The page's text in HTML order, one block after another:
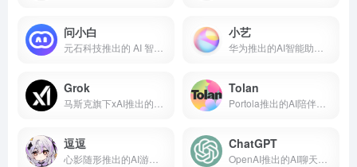
问小白
元石科技推出的 AI 智能助手
小艺
华为推出的AI智能助手网页端
Grok
马斯克旗下xAI推出的智能助手
Tolan
Portola推出的AI陪伴应用
逗逗
心影随形推出的AI游戏伴侣应用
ChatGPT
OpenAI推出的AI聊天工具